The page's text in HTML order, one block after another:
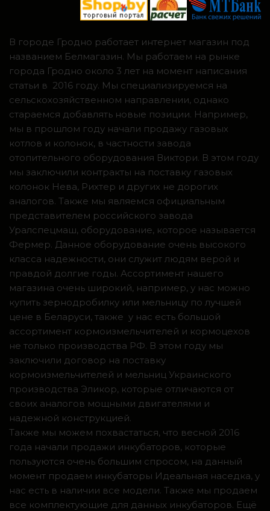
В городе Гродно работает интернет магазин под
названием Белмагазин. Мы работаем на рынке
города Гродно около 3 лет на момент написания
статьи в 2016 году. Мы специализируемся на
сельскохозяйственном направлении, однако
стараемся добавлять новые позиции. Например,
мы в прошлом году начали продажу газовых
котлов и колонок, в частности завода
отопительного оборудования Виктори. В этом году
мы заключили контракты на поставку газовых
колонок Нева, Рихтер и других не дорогих
аналогов. Также мы являемся официальным
представителем российского завода
Уралспецмаш, оборудование, которое называется
Фермер. Данное оборудование очень высокого
класса надежности, они служит людям верой и
правдой долгие годы. Ассортимент нашего
магазина очень широкий, например, у нас можно
купить зернодробилку или мельницу по лучшей
цене в Беларуси, также у нас есть большой
ассортимент кормоизмельчителей и кормоцехов
не только производства РФ. В этом году мы
заключили договор на поставку
кормоизмельчителей и мельниц Украинского
производства Эликор, которые отличаются от
своих аналогов мощными двигателями и
надежной конструкцией.
Также мы можем похвастаться, что весной 2016
года начали продажи инкубаторов, которые
пользуются очень большим спросом, на данный
момент продаем инкубаторы Идеальная наседка, у
нас есть в наличии все модели. Также мы продаем
все комплектующие для данных инкубаторов. Ещё